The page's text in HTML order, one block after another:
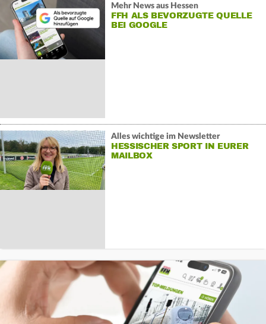
Mehr News aus Hessen
FFH ALS BEVORZUGTE QUELLE
BEI GOOGLE
Alles wichtige im Newsletter
HESSISCHER SPORT IN EURER
MAILBOX